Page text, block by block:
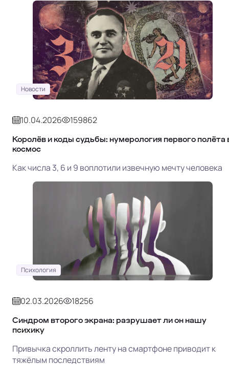
Новости
10.04.2026 159862
Королёв и коды судьбы: нумерология первого полёта
космос
Как числа 3, 6 и 9 воплотили извечную мечту человека
Психология
02.03.2026 18256
Синдром второго экрана: разрушает ли он нашу
психику
Привычка скроллить ленту на смартфоне приводит к
тяжёлым последствиям